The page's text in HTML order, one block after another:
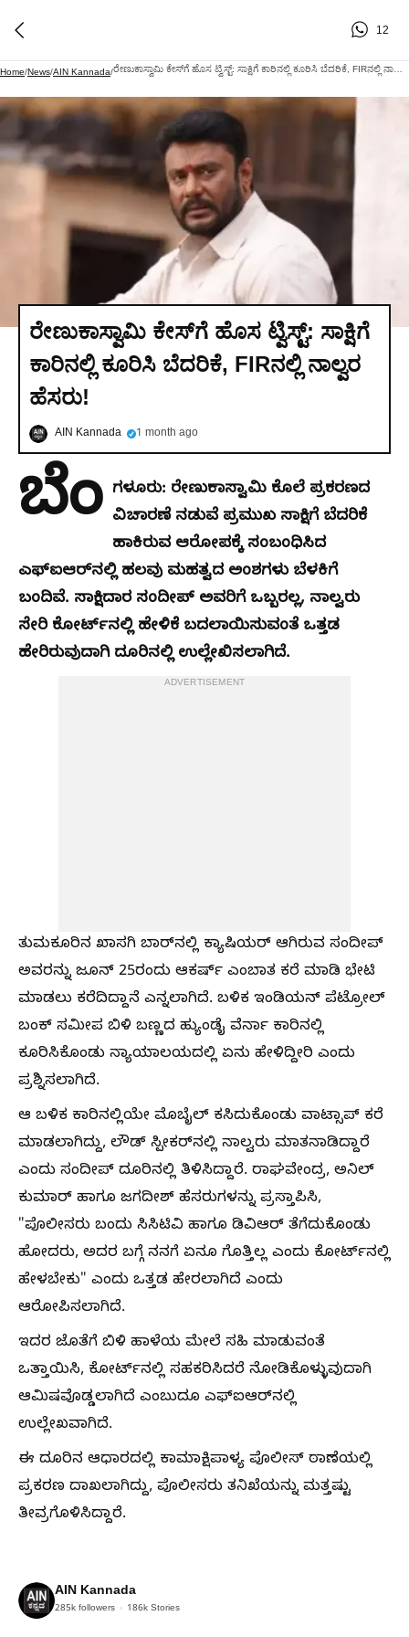
12
Home/News/AIN Kannada/
ರೇಣುಕಾಸ್ವಾಮಿ ಕೇಸ್‌ಗೆ ಹೊಸ ಟ್ವಿಸ್ಟ್: ಸಾಕ್ಷಿಗೆ
ಕಾರಿನಲ್ಲಿ ಕೂರಿಸಿ ಬೆದರಿಕೆ, FIRನಲ್ಲಿ ನಾಲ್ವರ
ಹೆಸರು!
AIN Kannada 1 month ago
ಬೆಂ ಗಳೂರು: ರೇಣುಕಾಸ್ವಾಮಿ ಕೊಲೆ ಪ್ರಕರಣದ
ವಿಚಾರಣೆ ನಡುವೆ ಪ್ರಮುಖ ಸಾಕ್ಷಿಗೆ ಬೆದರಿಕೆ
ಹಾಕಿರುವ ಆರೋಪಕ್ಕೆ ಸಂಬಂಧಿಸಿದ
ಎಫ್‌ಐಆರ್‌ನಲ್ಲಿ ಹಲವು ಮಹತ್ವದ ಅಂಶಗಳು ಬೆಳಕಿಗೆ
ಬಂದಿವೆ. ಸಾಕ್ಷಿದಾರ ಸಂದೀಪ್ ಅವರಿಗೆ ಒಬ್ಬರಲ್ಲ, ನಾಲ್ವರು
ಸೇರಿ ಕೋರ್ಟ್‌ನಲ್ಲಿ ಹೇಳಿಕೆ ಬದಲಾಯಿಸುವಂತೆ ಒತ್ತಡ
ಹೇರಿರುವುದಾಗಿ ದೂರಿನಲ್ಲಿ ಉಲ್ಲೇಖಿಸಲಾಗಿದೆ.
ADVERTISEMENT
ತುಮಕೂರಿನ ಖಾಸಗಿ ಬಾರ್‌ನಲ್ಲಿ ಕ್ಯಾಷಿಯರ್ ಆಗಿರುವ ಸಂದೀಪ್
ಅವರನ್ನು ಜೂನ್ 25ರಂದು ಆಕರ್ಷ್ ಎಂಬಾತ ಕರೆ ಮಾಡಿ ಭೇಟಿ
ಮಾಡಲು ಕರೆದಿದ್ದಾನೆ ಎನ್ನಲಾಗಿದೆ. ಬಳಿಕ ಇಂಡಿಯನ್ ಪೆಟ್ರೋಲ್
ಬಂಕ್ ಸಮೀಪ ಬಿಳಿ ಬಣ್ಣದ ಹ್ಯುಂಡೈ ವೆರ್ನಾ ಕಾರಿನಲ್ಲಿ
ಕೂರಿಸಿಕೊಂಡು ನ್ಯಾಯಾಲಯದಲ್ಲಿ ಏನು ಹೇಳಿದ್ದೀರಿ ಎಂದು
ಪ್ರಶ್ನಿಸಲಾಗಿದೆ.
ಆ ಬಳಿಕ ಕಾರಿನಲ್ಲಿಯೇ ಮೊಬೈಲ್ ಕಸಿದುಕೊಂಡು ವಾಟ್ಸಾಪ್ ಕರೆ
ಮಾಡಲಾಗಿದ್ದು, ಲೌಡ್ ಸ್ಪೀಕರ್‌ನಲ್ಲಿ ನಾಲ್ವರು ಮಾತನಾಡಿದ್ದಾರೆ
ಎಂದು ಸಂದೀಪ್ ದೂರಿನಲ್ಲಿ ತಿಳಿಸಿದ್ದಾರೆ. ರಾಘವೇಂದ್ರ, ಅನಿಲ್
ಕುಮಾರ್ ಹಾಗೂ ಜಗದೀಶ್ ಹೆಸರುಗಳನ್ನು ಪ್ರಸ್ತಾಪಿಸಿ,
"ಪೊಲೀಸರು ಬಂದು ಸಿಸಿಟಿವಿ ಹಾಗೂ ಡಿವಿಆರ್ ತೆಗೆದುಕೊಂಡು
ಹೋದರು, ಅದರ ಬಗ್ಗೆ ನನಗೆ ಏನೂ ಗೊತ್ತಿಲ್ಲ ಎಂದು ಕೋರ್ಟ್‌ನಲ್ಲಿ
ಹೇಳಬೇಕು" ಎಂದು ಒತ್ತಡ ಹೇರಲಾಗಿದೆ ಎಂದು
ಆರೋಪಿಸಲಾಗಿದೆ.
ಇದರ ಜೊತೆಗೆ ಬಿಳಿ ಹಾಳೆಯ ಮೇಲೆ ಸಹಿ ಮಾಡುವಂತೆ
ಒತ್ತಾಯಿಸಿ, ಕೋರ್ಟ್‌ನಲ್ಲಿ ಸಹಕರಿಸಿದರೆ ನೋಡಿಕೊಳ್ಳುವುದಾಗಿ
ಆಮಿಷವೊಡ್ಡಲಾಗಿದೆ ಎಂಬುದೂ ಎಫ್‌ಐಆರ್‌ನಲ್ಲಿ
ಉಲ್ಲೇಖವಾಗಿದೆ.
ಈ ದೂರಿನ ಆಧಾರದಲ್ಲಿ ಕಾಮಾಕ್ಷಿಪಾಳ್ಯ ಪೊಲೀಸ್ ಠಾಣೆಯಲ್ಲಿ
ಪ್ರಕರಣ ದಾಖಲಾಗಿದ್ದು, ಪೊಲೀಸರು ತನಿಖೆಯನ್ನು ಮತ್ತಷ್ಟು
ತೀವ್ರಗೊಳಿಸಿದ್ದಾರೆ.
AIN Kannada
285k followers 186k Stories